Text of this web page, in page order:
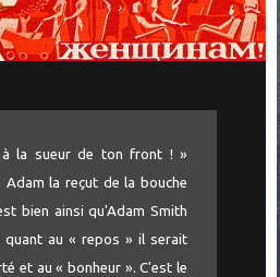
la sueur de ton front ! »
Adam la reçut de la bouche
bien ainsi qu'Adam Smith
quant au « repos » il serait
et au « bonheur ». C'est le